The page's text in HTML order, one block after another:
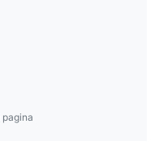
pagina